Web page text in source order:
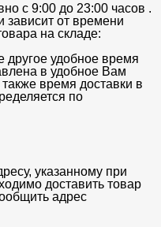
с 9:00 до 23:00 часов .
зависит от времени
на складе:
другое удобное время
в удобное Вам
время доставки в
по
указанному при
доставить товар
адрес